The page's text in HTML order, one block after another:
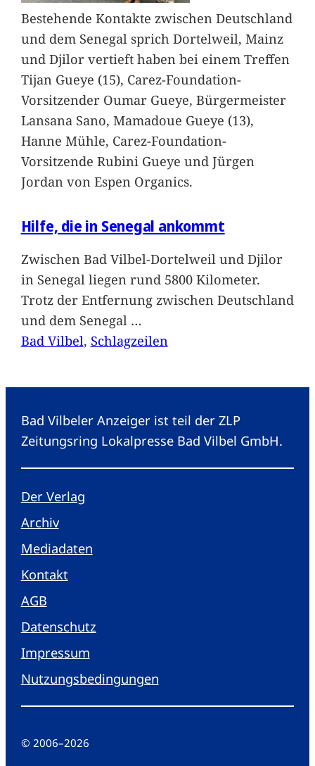
Bestehende Kontakte zwischen Deutschland
und dem Senegal sprich Dortelweil, Mainz
und Djilor vertieft haben bei einem Treffen
Tijan Gueye (15), Carez-Foundation-
Vorsitzender Oumar Gueye, Bürgermeister
Lansana Sano, Mamadoue Gueye (13),
Hanne Mühle, Carez-Foundation-
Vorsitzende Rubini Gueye und Jürgen
Jordan von Espen Organics.
Hilfe, die in Senegal ankommt
Zwischen Bad Vilbel-Dortelweil und Djilor
in Senegal liegen rund 5800 Kilometer.
Trotz der Entfernung zwischen Deutschland
und dem Senegal …
Bad Vilbel, Schlagzeilen
Bad Vilbeler Anzeiger ist teil der ZLP
Zeitungsring Lokalpresse Bad Vilbel GmbH.
Der Verlag
Archiv
Mediadaten
Kontakt
AGB
Datenschutz
Impressum
Nutzungsbedingungen
© 2006–2026